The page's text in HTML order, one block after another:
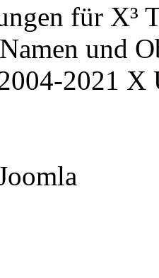
für X³
und
2021 X